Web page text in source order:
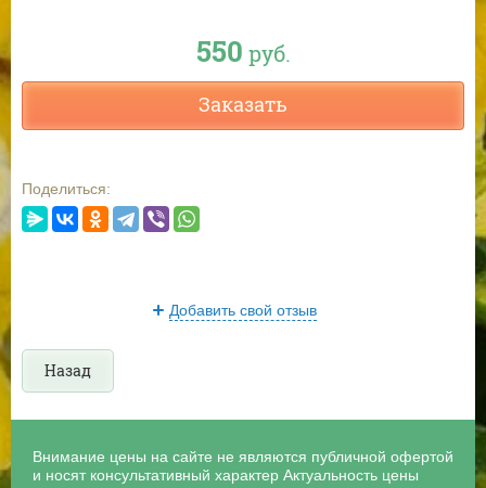
550 руб.
Заказать
Поделиться:
Добавить свой отзыв
Назад
Внимание цены на сайте не являются публичной офертой
и носят консультативный характер Актуальность цены